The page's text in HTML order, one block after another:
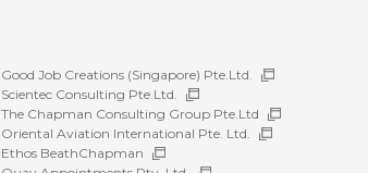
Good Job Creations (Singapore) Pte.Ltd.
Scientec Consulting Pte.Ltd.
The Chapman Consulting Group Pte.Ltd
Oriental Aviation International Pte. Ltd.
Ethos BeathChapman